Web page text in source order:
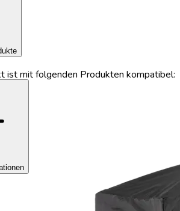
ist mit folgenden Produkten kompatibel: